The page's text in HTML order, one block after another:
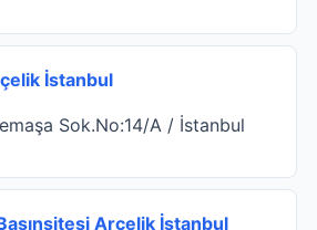
İstanbul
Sok.No:14/A / İstanbul
Arçelik İstanbul